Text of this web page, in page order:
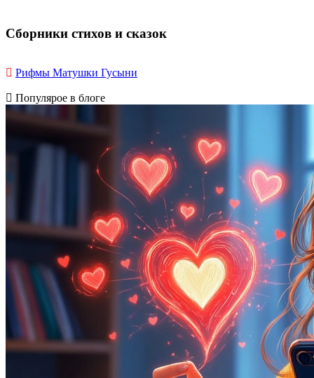
Сборники стихов и сказок
Рифмы Матушки Гусыни
Популярое в блоге